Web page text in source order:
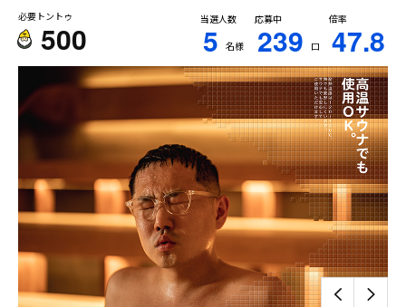
必要トントゥ
500
当選人数
5 名様
応募中
239 口
倍率
47.8